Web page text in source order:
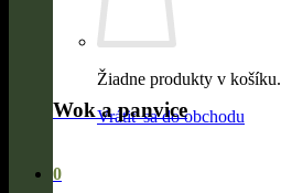
Žiadne produkty v košíku.
Vrátiť sa do obchodu
0
Wok a panvice